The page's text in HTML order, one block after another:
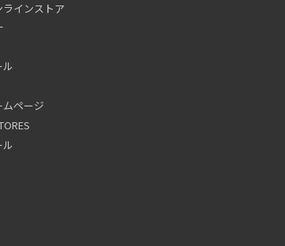
インストア
ル
ページ
ル